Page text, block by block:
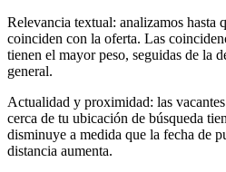
Relevancia textual: analizamos hasta
coinciden con la oferta. Las
tienen el mayor peso, seguidas de la
general.
Actualidad y proximidad: las
cerca de tu ubicación de búsqueda
disminuye a medida que la fecha de
distancia aumenta.